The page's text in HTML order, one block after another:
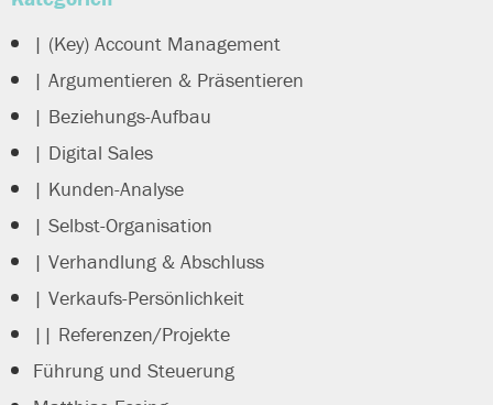
| (Key) Account Management
| Argumentieren & Präsentieren
| Beziehungs-Aufbau
| Digital Sales
| Kunden-Analyse
| Selbst-Organisation
| Verhandlung & Abschluss
| Verkaufs-Persönlichkeit
|| Referenzen/Projekte
Führung und Steuerung